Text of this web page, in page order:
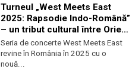
Turneul „West Meets East
2025: Rapsodie Indo-Română”
– un tribut cultural între Orient
și Occident
Seria de concerte West Meets East
revine în România în 2025 cu o
nouă...